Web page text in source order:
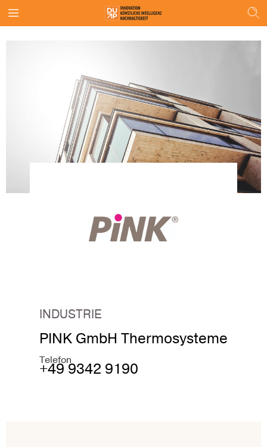
INDUSTRIE
PINK GmbH Thermosysteme
Telefon
+49 9342 9190